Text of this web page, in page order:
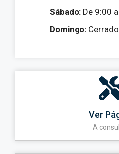
Sábado: De 9:00
Domingo: Cerrado
Ver
A